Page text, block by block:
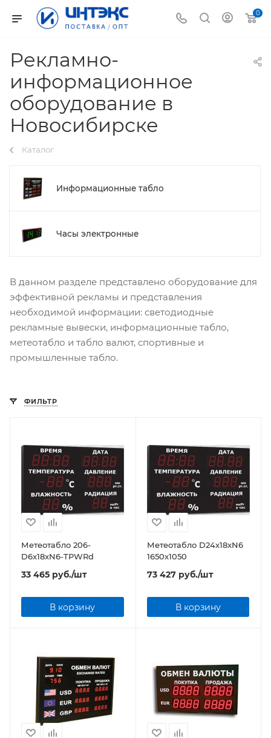
0
Рекламно-
информационное
оборудование в
Новосибирске
Каталог
Информационные табло
Часы электронные
В данном разделе представлено оборудование для
эффективной рекламы и представления
необходимой информации: светодиодные
рекламные вывески, информационные табло,
метеотабло и табло валют, спортивные и
промышленные табло.
ФИЛЬТР
Метеотабло 206-
D6x18xN6-TPWRd
33 465 руб./шт
В корзину
Метеотабло D24x18xN6
1650x1050
73 427руб./шт
В корзину